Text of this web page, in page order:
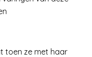
toen ze met haar